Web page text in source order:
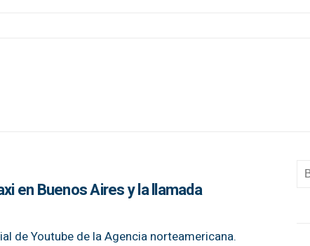
en Buenos Aires y la llamada
de Youtube de la Agencia norteamericana.